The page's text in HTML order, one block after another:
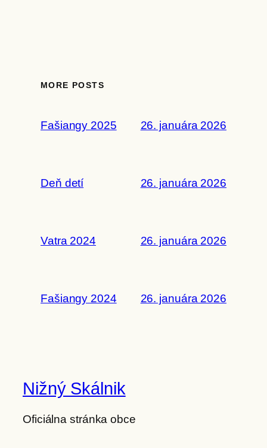
MORE POSTS
Fašiangy 2025 26. januára 2026
Deň detí 26. januára 2026
Vatra 2024 26. januára 2026
Fašiangy 2024 26. januára 2026
Nižný Skálnik
Oficiálna stránka obce